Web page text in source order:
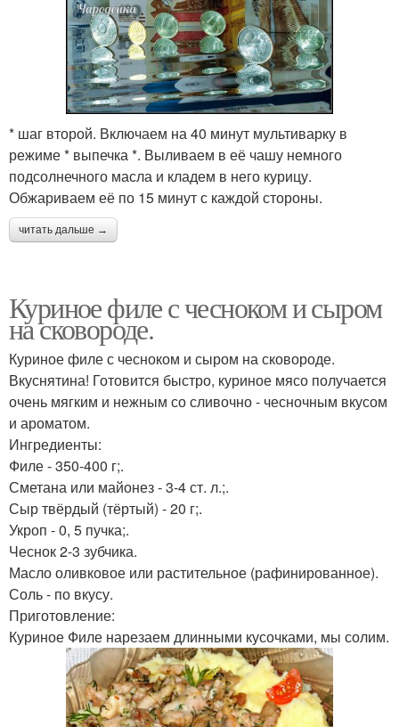
* шаг второй. Включаем на 40 минут мультиварку в
режиме * выпечка *. Выливаем в её чашу немного
подсолнечного масла и кладем в него курицу.
Обжариваем её по 15 минут с каждой стороны.
читать дальше →
Куриное филе с чесноком и сыром
на сковороде.
Куриное филе с чесноком и сыром на сковороде.
Вкуснятина! Готовится быстро, куриное мясо получается
очень мягким и нежным со сливочно - чесночным вкусом
и ароматом.
Ингредиенты:
Филе - 350-400 г;.
Сметана или майонез - 3-4 ст. л.;.
Сыр твёрдый (тёртый) - 20 г;.
Укроп - 0, 5 пучка;.
Чеснок 2-3 зубчика.
Масло оливковое или растительное (рафинированное).
Соль - по вкусу.
Приготовление:
Куриное Филе нарезаем длинными кусочками, мы солим.